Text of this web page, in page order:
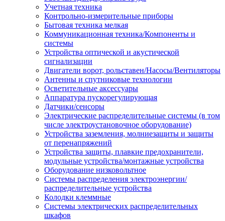
Учетная техника
Контрольно-измерительные приборы
Бытовая техника мелкая
Коммуникационная техника/Компоненты и
системы
Устройства оптической и акустической
сигнализации
Двигатели ворот, рольставен/Насосы/Вентиляторы
Антенны и спутниковые технологии
Осветительные аксессуары
Аппаратура пускорегулирующая
Датчики/сенсоры
Электрические распределительные системы (в том
числе электроустановочное оборудование)
Устройства заземления, молниезащиты и защиты
от перенапряжений
Устройства защиты, плавкие предохранители,
модульные устройства/монтажные устройства
Оборудование низковольтное
Системы распределения электроэнергии/
распределительные устройства
Колодки клеммные
Системы электрических распределительных
шкафов